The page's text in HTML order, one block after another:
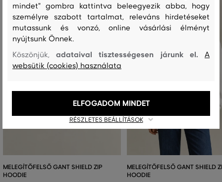
MELEGÍTŐFELSŐ GANT SHIELD ZIP
HOODIE
MELEGÍTŐFELSŐ GANT SHIELD
HOODIE
mindet" gombra kattintva beleegyezik abba, hogy
személyre szabott tartalmat, releváns hirdetéseket
mutassunk és vonzó, online vásárlási élményt
nyújtsunk Önnek.
Köszönjük,adataival tisztességesen járunk el.A
websütik (cookies) használata
RÉSZLETES BEÁLLÍTÁSOK
ELFOGADOM MINDET